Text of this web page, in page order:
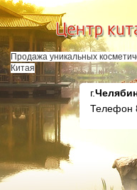
Перейти к основному
Продажа уникальных
Китая
г.
Телефон